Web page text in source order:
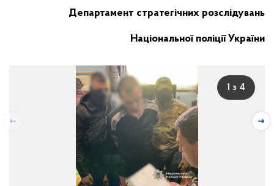
Департамент стратегічних розслідувань
Національної поліції України
1 з 4